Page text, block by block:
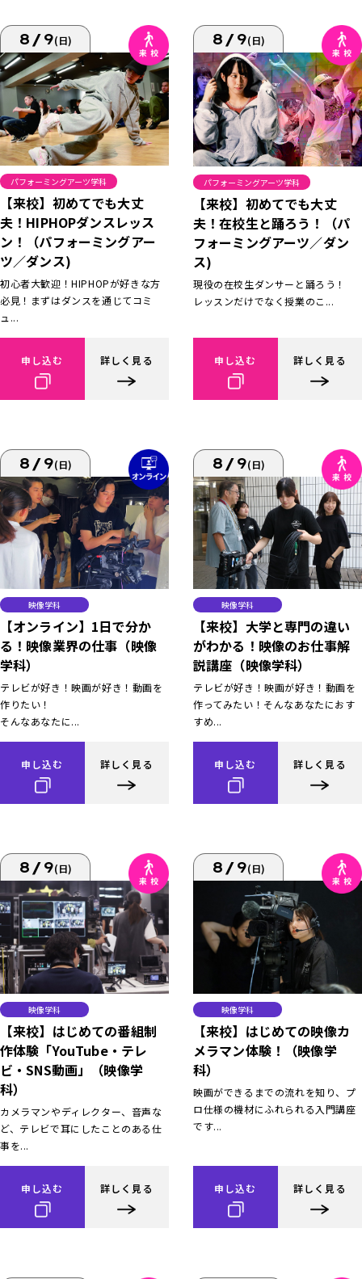
8/9(日)
パフォーミングアーツ学科
【来校】初めてでも大丈
夫！HIPHOPダンスレッス
ン！（パフォーミングアー
ツ／ダンス)
初心者大歓迎！HIPHOPが好きな方
必見！まずはダンスを通じてコミ
ュ...
申し込む 詳しく見る
8/9(日)
パフォーミングアーツ学科
【来校】初めてでも大丈
夫！在校生と踊ろう！（パ
フォーミングアーツ／ダン
ス)
現役の在校生ダンサーと踊ろう！
レッスンだけでなく授業のこ...
申し込む 詳しく見る
8/9(日)
映像学科
【オンライン】1日で分か
る！映像業界の仕事（映像
学科）
テレビが好き！映画が好き！動画を
作りたい！
そんなあなたに...
申し込む 詳しく見る
8/9(日)
映像学科
【来校】大学と専門の違い
がわかる！映像のお仕事解
説講座（映像学科）
テレビが好き！映画が好き！動画を
作ってみたい！そんなあなたにおす
すめ...
申し込む 詳しく見る
8/9(日)
映像学科
【来校】はじめての番組制
作体験「YouTube・テレ
ビ・SNS動画」（映像学
科）
カメラマンやディレクター、音声な
ど、テレビで耳にしたことのある仕
事を...
申し込む 詳しく見る
8/9(日)
映像学科
【来校】はじめての映像カ
メラマン体験！（映像学
科）
映画ができるまでの流れを知り、プ
ロ仕様の機材にふれられる入門講座
です...
申し込む 詳しく見る